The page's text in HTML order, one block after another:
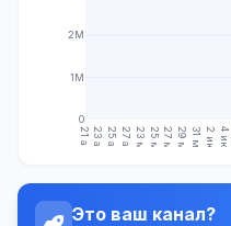
21 апр.23 апр.25 апр.27 апр.23 мая25 мая27 мая29 мая 31 мая 2 июн.4 июн.
0
1M
2M
Это ваш канал?